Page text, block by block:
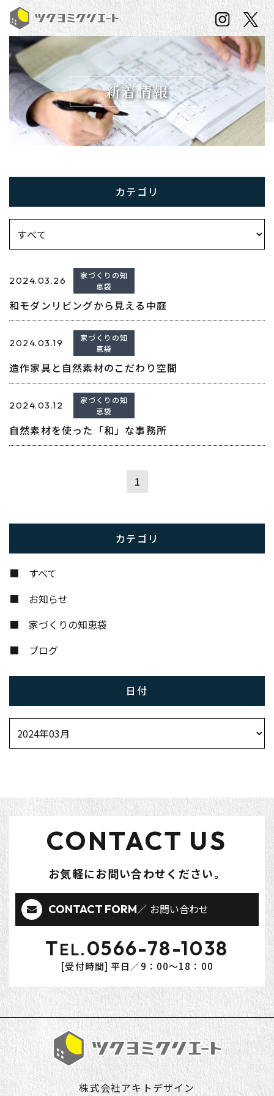
新着情報
カテゴリ
2024.03.26
家づくりの知
恵袋
和モダンリビングから見える中庭
2024.03.19
家づくりの知
恵袋
造作家具と自然素材のこだわり空間
2024.03.12
家づくりの知
恵袋
自然素材を使った「和」な事務所
1
カテゴリ
すべて
お知らせ
家づくりの知恵袋
ブログ
日付
CONTACT US
お気軽にお問い合わせください。
CONTACT FORM お問い合わせ
TEL.0566-78-1038
[受付時間] 平日／9：00～18：00
株式会社アキトデザイン